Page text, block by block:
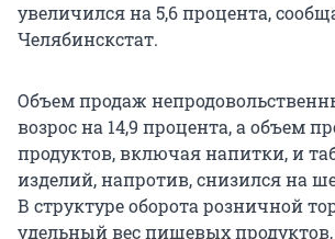
увеличился на 5,6 процента,
Челябинскстат.
Объем продаж
возрос на 14,9 процента, а объем
продуктов, включая напитки, и
изделий, напротив, снизился на
В структуре оборота розничной
удельный вес пищевых